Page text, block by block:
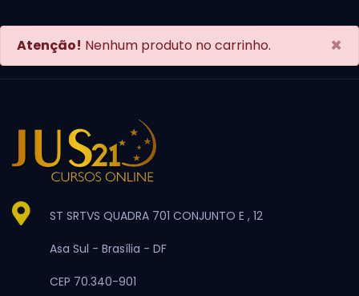
×
Atenção! Nenhum produto no carrinho.
ST SRTVS QUADRA 701 CONJUNTO E , 12
Asa Sul - Brasília - DF
CEP 70.340-901